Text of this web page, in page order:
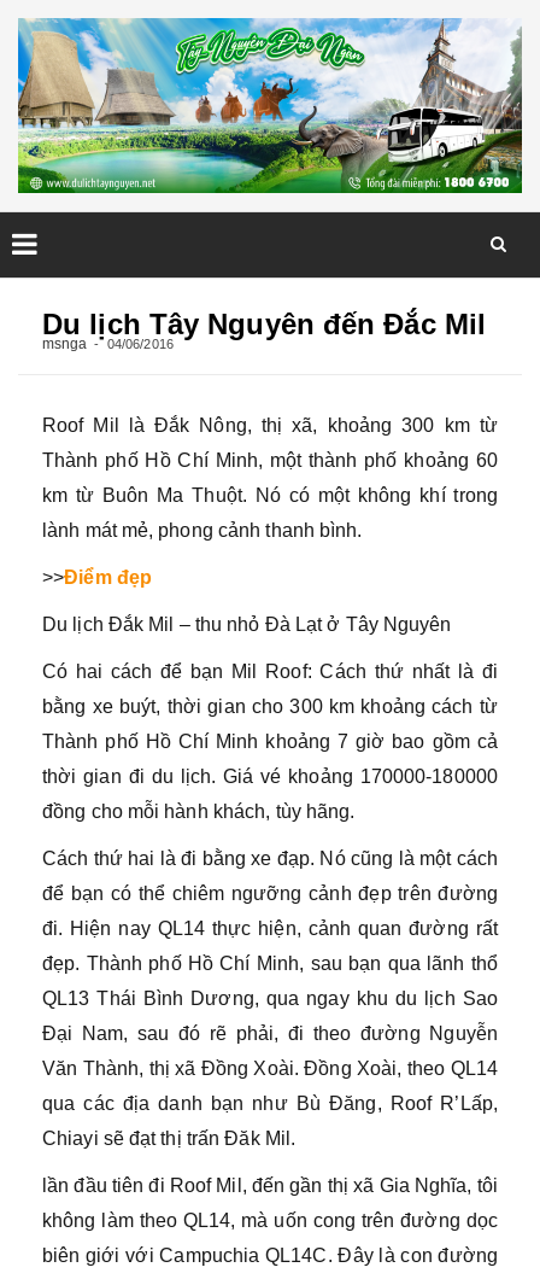
content
Du lịch Tây Nguyên đến Đắc Mil
msnga 04/06/2016
Roof Mil là Đắk Nông, thị xã, khoảng 300 km từ
Thành phố Hồ Chí Minh, một thành phố khoảng 60
km từ Buôn Ma Thuột. Nó có một không khí trong
lành mát mẻ, phong cảnh thanh bình.
>>Điểm đẹp
Du lịch Đắk Mil – thu nhỏ Đà Lạt ở Tây Nguyên
Có hai cách để bạn Mil Roof: Cách thứ nhất là đi
bằng xe buýt, thời gian cho 300 km khoảng cách từ
Thành phố Hồ Chí Minh khoảng 7 giờ bao gồm cả
thời gian đi du lịch. Giá vé khoảng 170000-180000
đồng cho mỗi hành khách, tùy hãng.
Cách thứ hai là đi bằng xe đạp. Nó cũng là một cách
để bạn có thể chiêm ngưỡng cảnh đẹp trên đường
đi. Hiện nay QL14 thực hiện, cảnh quan đường rất
đẹp. Thành phố Hồ Chí Minh, sau bạn qua lãnh thổ
QL13 Thái Bình Dương, qua ngay khu du lịch Sao
Đại Nam, sau đó rẽ phải, đi theo đường Nguyễn
Văn Thành, thị xã Đồng Xoài. Đồng Xoài, theo QL14
qua các địa danh bạn như Bù Đăng, Roof R’Lấp,
Chiayi sẽ đạt thị trấn Đăk Mil.
lần đầu tiên đi Roof Mil, đến gần thị xã Gia Nghĩa, tôi
không làm theo QL14, mà uốn cong trên đường dọc
biên giới với Campuchia QL14C. Đây là con đường